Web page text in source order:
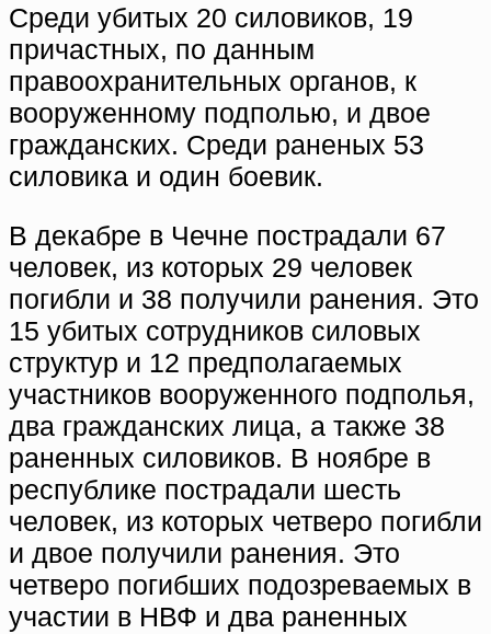
Среди убитых 20 силовиков, 19
причастных, по данным
правоохранительных органов, к
вооруженному подполью, и двое
гражданских. Среди раненых 53
силовика и один боевик.
В декабре в Чечне пострадали 67
человек, из которых 29 человек
погибли и 38 получили ранения. Это
15 убитых сотрудников силовых
структур и 12 предполагаемых
участников вооруженного подполья,
два гражданских лица, а также 38
раненных силовиков. В ноябре в
республике пострадали шесть
человек, из которых четверо погибли
и двое получили ранения. Это
четверо погибших подозреваемых в
участии в НВФ и два раненных